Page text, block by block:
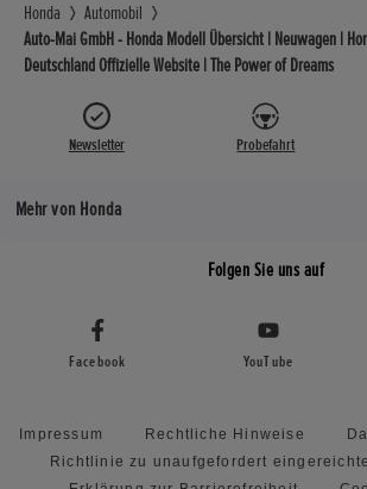
Honda
Automobil
Auto-Mai GmbH - Honda Modell Übersicht | Neuwagen |
Deutschland Offizielle Website | The Power of Dreams
Newsletter Probefahrt
Mehr von Honda
Folgen Sie uns auf
Facebook YouTube
Impressum Rechtliche Hinweise
Richtlinie zu unaufgefordert